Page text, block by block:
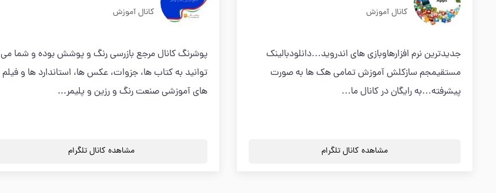
کانال آموزش
جدیدترین نرم افزارهاوبازی های اندروید…دانلودبالینک
مستقیمجم سازکلش آموزش تمامی هک ها به صورت
پیشرفته…به رایگان در کانال ما…
مشاهده کانال تلگرام
کانال آموزش
پوشرنگ کانال مرجع بازرسی رنگ و پوشش بوده و شما می
توانید به کتاب ها، جزوات، عکس ها، استاندارد ها و فیلم
های آموزشی صنعت رنگ و رزین و پلیمر...
مشاهده کانال تلگرام